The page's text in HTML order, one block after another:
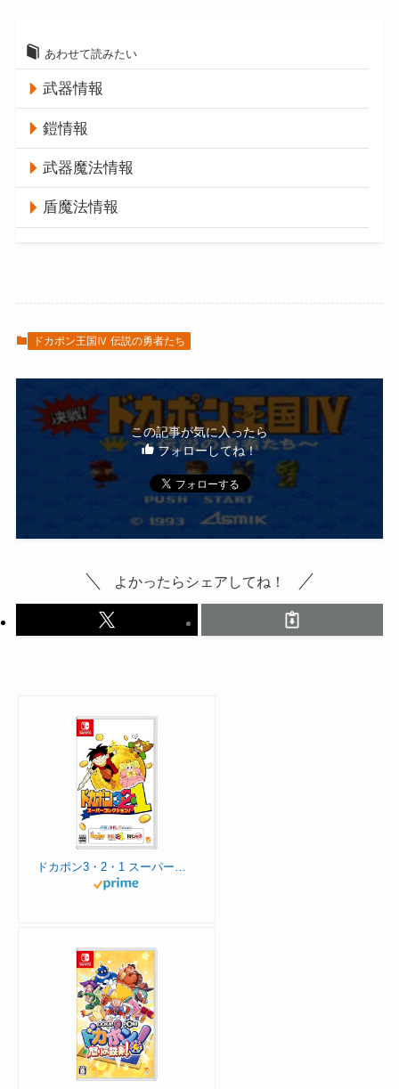
あわせて読みたい
武器情報
鎧情報
武器魔法情報
盾魔法情報
ドカポン王国Ⅳ 伝説の勇者たち
この記事が気に入ったら
フォローしてね！
よかったらシェアしてね！